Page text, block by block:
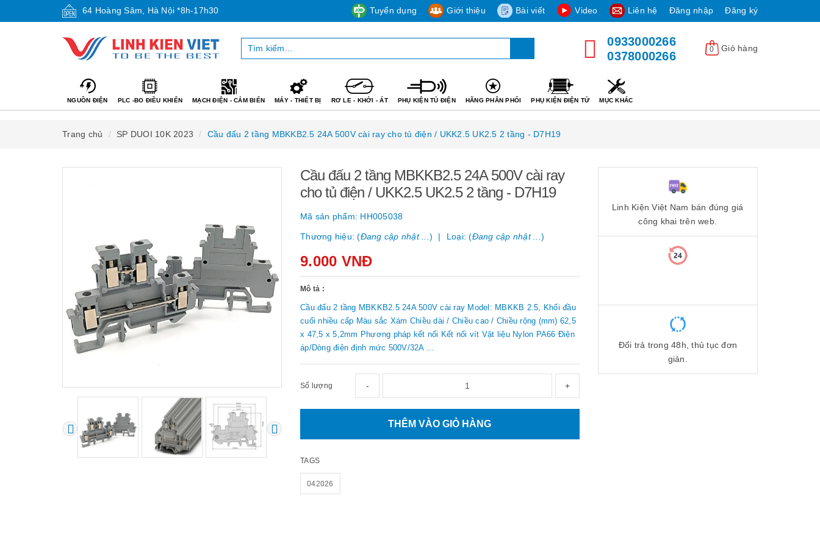
64 Hoàng Sâm, Hà Nội *8h-17h30 Tuyển dụng Giới thiệu Bài viết Video Liên hệ Đăng nhập Đăng ký
0933000266
0378000266
0 Giỏ hàng
NGUỒN ĐIỆN PLC -BO ĐIỀU KHIỂN MẠCH ĐIỆN - CẢM BIẾN MÁY - THIẾT BỊ RƠ LE - KHỞI - ÁT PHỤ KIỆN TỦ ĐIỆN HÃNG PHÂN PHỐI PHỤ KIỆN ĐIỆN TỬ MỤC KHÁC
Trang chủ SP DUOI 10K 2023 Cầu đấu 2 tầng MBKKB2.5 24A 500V cài ray cho tủ điện / UKK2.5 UK2.5 2 tầng - D7H19
Cầu đấu 2 tầng MBKKB2.5 24A 500V cài ray
cho tủ điện / UKK2.5 UK2.5 2 tầng - D7H19
Mã sản phẩm: HH005038
Thương hiệu: (Đang cập nhật ... ) Loại: (Đang cập nhật ... )
9.000 VNĐ
Mô tả :
Cầu đấu 2 tầng MBKKB2.5 24A 500V cài ray Model: MBKKB 2.5, Khối đầu
cuối nhiều cấp Màu sắc Xám Chiều dài / Chiều cao / Chiều rộng (mm) 62,5
x 47,5 x 5,2mm Phương pháp kết nối Kết nối vít Vật liệu Nylon PA66 Điện
áp/Dòng điện định mức 500V/32A ...
Số lượng - +
THÊM VÀO GIỎ HÀNG
TAGS
042026
Linh Kiện Việt Nam bán đúng giá
công khai trên web.
Đổi trả trong 48h, thủ tục đơn
giản.